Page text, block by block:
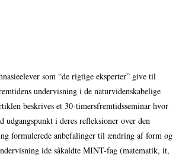
som “de rigtige eksperter” give til
undervisning i de naturvidenskabelige
beskrives et 30-timersfremtidsseminar hvor
udgangspunkt i deres refleksioner over den
formulerede anbefalinger til ændring af form og
ide såkaldte MINT-fag (matematik, it,